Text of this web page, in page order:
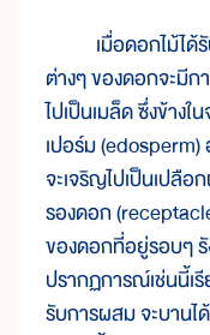
เมื่อดอกไม้ได้รั
ต่างๆ ของดอกจะมีก
ไปเป็นเมล็ด ซึ่งข้าง
เปอร์ม (edosperm)
จะเจริญไปเป็นเปลือ
รองดอก
ของดอกที่อยู่รอบๆ รั
ปรากฏการณ์เช่นนี้เ
รับการผสม จะบาน